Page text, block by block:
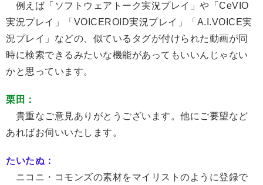
例えば「ソフトウェアトーク実況プレイ」や「CeVIO
実況プレイ」「VOICEROID実況プレイ」「A.I.VOICE実
況プレイ」などの、似ているタグが付けられた動画が同
時に検索できるみたいな機能があってもいいんじゃない
かと思っています。
栗田：
貴重なご意見ありがとうございます。他にご要望など
あればお伺いいたします。
たいたぬ：
ニコニ・コモンズの素材をマイリストのように登録で